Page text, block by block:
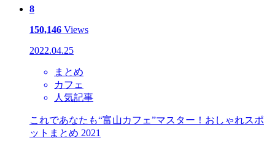
8
150,146 Views
2022.04.25
まとめ
カフェ
人気記事
これであなたも“富山カフェ”マスター！おしゃれスポ
ットまとめ 2021